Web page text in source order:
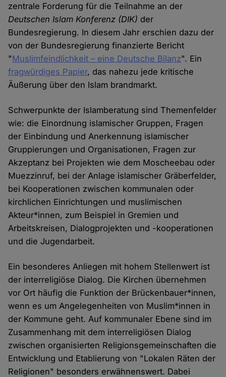
zentrale Forderung für die Teilnahme an der
Deutschen Islam Konferenz (DIK) der
Bundesregierung. In diesem Jahr erschien dazu der
von der Bundesregierung finanzierte Bericht
"Muslimfeindlichkeit – eine Deutsche Bilanz". Ein
fragwürdiges Papier, das nahezu jede kritische
Äußerung über den Islam brandmarkt.
Schwerpunkte der Islamberatung sind Themenfelder
wie: die Einordnung islamischer Gruppen, Fragen
der Einbindung und Anerkennung islamischer
Gruppierungen und Organisationen, Fragen zur
Akzeptanz bei Projekten wie dem Moscheebau oder
Muezzinruf, bei der Anlage islamischer Gräberfelder,
bei Kooperationen zwischen kommunalen oder
kirchlichen Einrichtungen und muslimischen
Akteur*innen, zum Beispiel in Gremien und
Arbeitskreisen, Dialogprojekten und -kooperationen
und die Jugendarbeit.
Ein besonderes Anliegen mit hohem Stellenwert ist
der interreligiöse Dialog. Die Kirchen übernehmen
vor Ort häufig die Funktion der Brückenbauer*innen,
wenn es um Angelegenheiten von Muslim*innen in
der Kommune geht. Auf kommunaler Ebene sind im
Zusammenhang mit dem interreligiösen Dialog
zwischen organisierten Religionsgemeinschaften die
Entwicklung und Etablierung von "Lokalen Räten der
Religionen" besonders erwähnenswert. Dabei